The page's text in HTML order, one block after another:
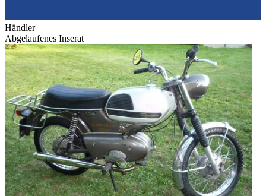
Händler
Abgelaufenes Inserat